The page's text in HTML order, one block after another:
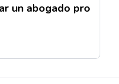
un abogado pro